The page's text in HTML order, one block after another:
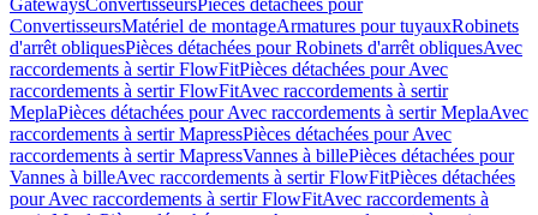
GatewaysConvertisseursPièces détachées pour
ConvertisseursMatériel de montageArmatures pour tuyauxRobinets
d'arrêt obliquesPièces détachées pour Robinets d'arrêt obliquesAvec
raccordements à sertir FlowFitPièces détachées pour Avec
raccordements à sertir FlowFitAvec raccordements à sertir
MeplaPièces détachées pour Avec raccordements à sertir MeplaAvec
raccordements à sertir MapressPièces détachées pour Avec
raccordements à sertir MapressVannes à billePièces détachées pour
Vannes à billeAvec raccordements à sertir FlowFitPièces détachées
pour Avec raccordements à sertir FlowFitAvec raccordements à